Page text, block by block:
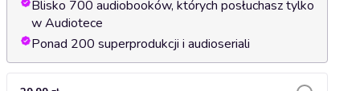
Blisko 700 audiobooków, których posłuchasz tylko
w Audiotece
Ponad 200 superprodukcji i audioseriali